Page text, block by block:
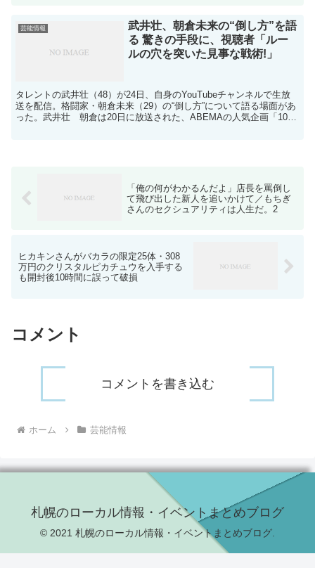
芸能情報
武井壮、朝倉未来の“倒し方”を語
る 驚きの手段に、視聴者「ルー
ルの穴を突いた見事な戦術!」
タレントの武井壮（48）が24日、自身のYouTubeチャンネルで生放
送を配信。格闘家・朝倉未来（29）の“倒し方”について語る場面があ
った。武井壮 朝倉は20日に放送された、ABEMAの人気企画「1000
「俺の何がわかるんだよ」店長を罵倒し
て飛び出した新人を追いかけて／もちぎ
さんのセクシュアリティは人生だ。2
ヒカキンさんがバカラの限定25体・308
万円のクリスタルピカチュウを入手する
も開封後10時間に誤って破損
コメント
コメントを書き込む
ホーム 芸能情報
札幌のローカル情報・イベントまとめブログ
© 2021 札幌のローカル情報・イベントまとめブログ.